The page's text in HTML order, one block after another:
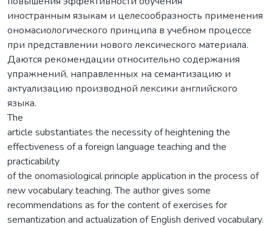
иностранным языкам и целесообразность применения
ономасиологического принципа в учебном процессе
при представлении нового лексического материала.
Даются рекомендации относительно содержания
упражнений, направленных на семантизацию и
актуализацию производной лексики английского
языка.
The
article substantiates the necessity of heightening the
effectiveness of a foreign language teaching and the
practicability
of the onomasiological principle application in the process of
new vocabulary teaching. The author gives some
recommendations as for the content of exercises for
semantization and actualization of English derived vocabulary.